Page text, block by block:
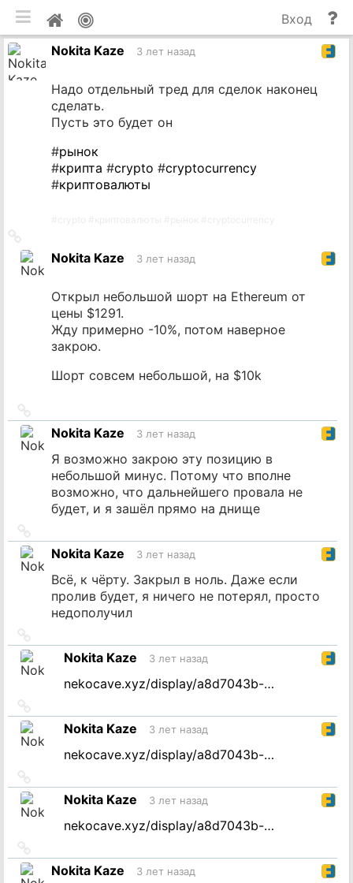
Мой
профиль
и
Вход
Nokita Kaze
3 лет назад
Надо отдельный тред для сделок наконец
сделать.
Пусть это будет он
#рынок
#крипта #crypto #cryptocurrency
#криптовалюты
на
источникNokita Kaze 3 лет назад
Открыл небольшой шорт на Ethereum от
цены $1291.
Жду примерно -10%, потом наверное
закрою.
Шорт совсем небольшой, на $10k
на
источник
Nokita Kaze 3 лет назад
Я возможно закрою эту позицию в
небольшой минус. Потому что вполне
возможно, что дальнейшего провала не
будет, и я зашёл прямо на днище
на
источник
Nokita Kaze 3 лет назад
Всё, к чёрту. Закрыл в ноль. Даже если
пролив будет, я ничего не потерял, просто
недополучил
на
источникNokita Kaze 3 лет назад
nekocave.xyz/display/a8d7043b-…
на
источникNokita Kaze 3 лет назад
nekocave.xyz/display/a8d7043b-…
на
источникNokita Kaze 3 лет назад
nekocave.xyz/display/a8d7043b-…
на
источник
Nokita Kaze 3 лет назад
мобильная версия